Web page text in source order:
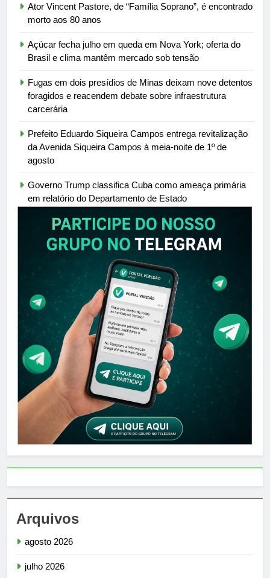
Ator Vincent Pastore, de “Família Soprano”, é encontrado
morto aos 80 anos
Açúcar fecha julho em queda em Nova York; oferta do
Brasil e clima mantêm mercado sob tensão
Fugas em dois presídios de Minas deixam nove detentos
foragidos e reacendem debate sobre infraestrutura
carcerária
Prefeito Eduardo Siqueira Campos entrega revitalização
da Avenida Siqueira Campos à meia-noite de 1º de
agosto
Governo Trump classifica Cuba como ameaça primária
em relatório do Departamento de Estado
Arquivos
agosto 2026
julho 2026